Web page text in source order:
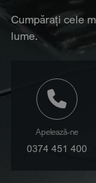
Cumpărați cele
lume.
Apelează-ne
0374 451 400